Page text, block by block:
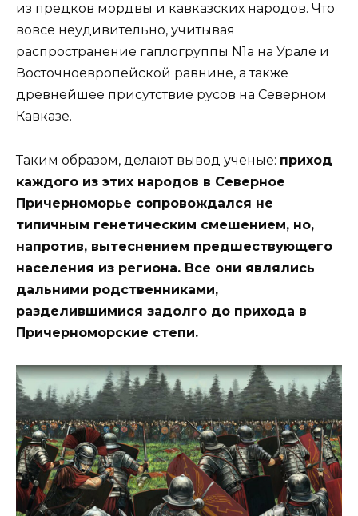
из предков мордвы и кавказских народов. Что
вовсе неудивительно, учитывая
распространение гаплогруппы N1а на Урале и
Восточноевропейской равнине, а также
древнейшее присутствие русов на Северном
Кавказе.
Таким образом, делают вывод ученые: приход
каждого из этих народов в Северное
Причерноморье сопровождался не
типичным генетическим смешением, но,
напротив, вытеснением предшествующего
населения из региона. Все они являлись
дальними родственниками,
разделившимися задолго до прихода в
Причерноморские степи.